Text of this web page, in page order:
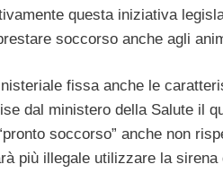
questa iniziativa
soccorso anche agli
fissa anche le
dal ministero della Salute il
soccorso” anche non
più illegale utilizzare la